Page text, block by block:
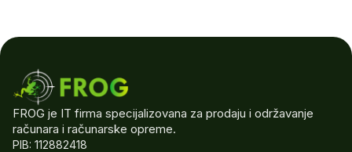
FROG je IT firma specijalizovana za prodaju i održavanje
računara i računarske opreme.
PIB: 112882418